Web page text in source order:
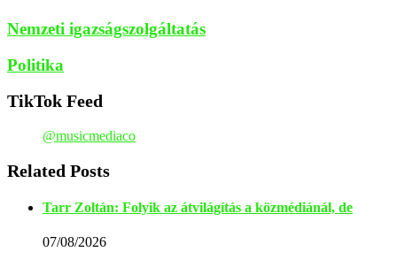
Nemzeti igazságszolgáltatás
Politika
TikTok Feed
@musicmediaco
Related Posts
Tarr Zoltán: Folyik az átvilágítás a közmédiánál, de
07/08/2026